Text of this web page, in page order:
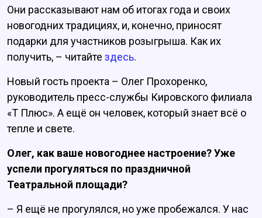
Они рассказывают нам об итогах года и своих
новогодних традициях, и, конечно, приносят
подарки для участников розыгрыша. Как их
получить, – читайте здесь.
Новый гость проекта – Олег Прохоренко,
руководитель пресс-службы Кировского филиала
«Т Плюс». А ещё он человек, который знает всё о
тепле и свете.
Олег, как ваше новогоднее настроение? Уже
успели прогуляться по праздничной
Театральной площади?
– Я ещё не прогулялся, но уже пробежался. У нас